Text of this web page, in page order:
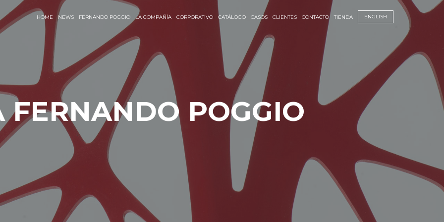
HOME NEWS FERNANDO POGGIO LA COMPAÑÍA CORPORATIVO CATÁLOGO CASOS CLIENTES CONTACTO TIENDA ENGLISH
FERNANDO POGGIO